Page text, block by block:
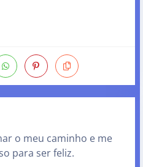
o meu caminho e me
para ser feliz.